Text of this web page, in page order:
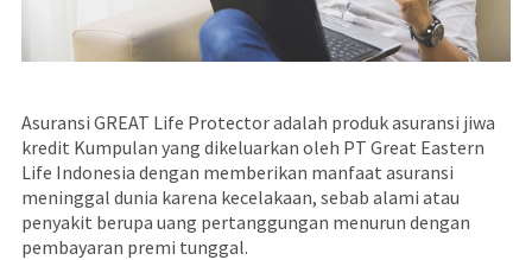
Asuransi GREAT Life Protector adalah produk asuransi jiwa
kredit Kumpulan yang dikeluarkan oleh PT Great Eastern
Life Indonesia dengan memberikan manfaat asuransi
meninggal dunia karena kecelakaan, sebab alami atau
penyakit berupa uang pertanggungan menurun dengan
pembayaran premi tunggal.